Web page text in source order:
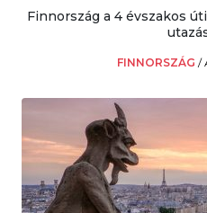
Finnország a 4 évszakos
FINNORSZÁG /